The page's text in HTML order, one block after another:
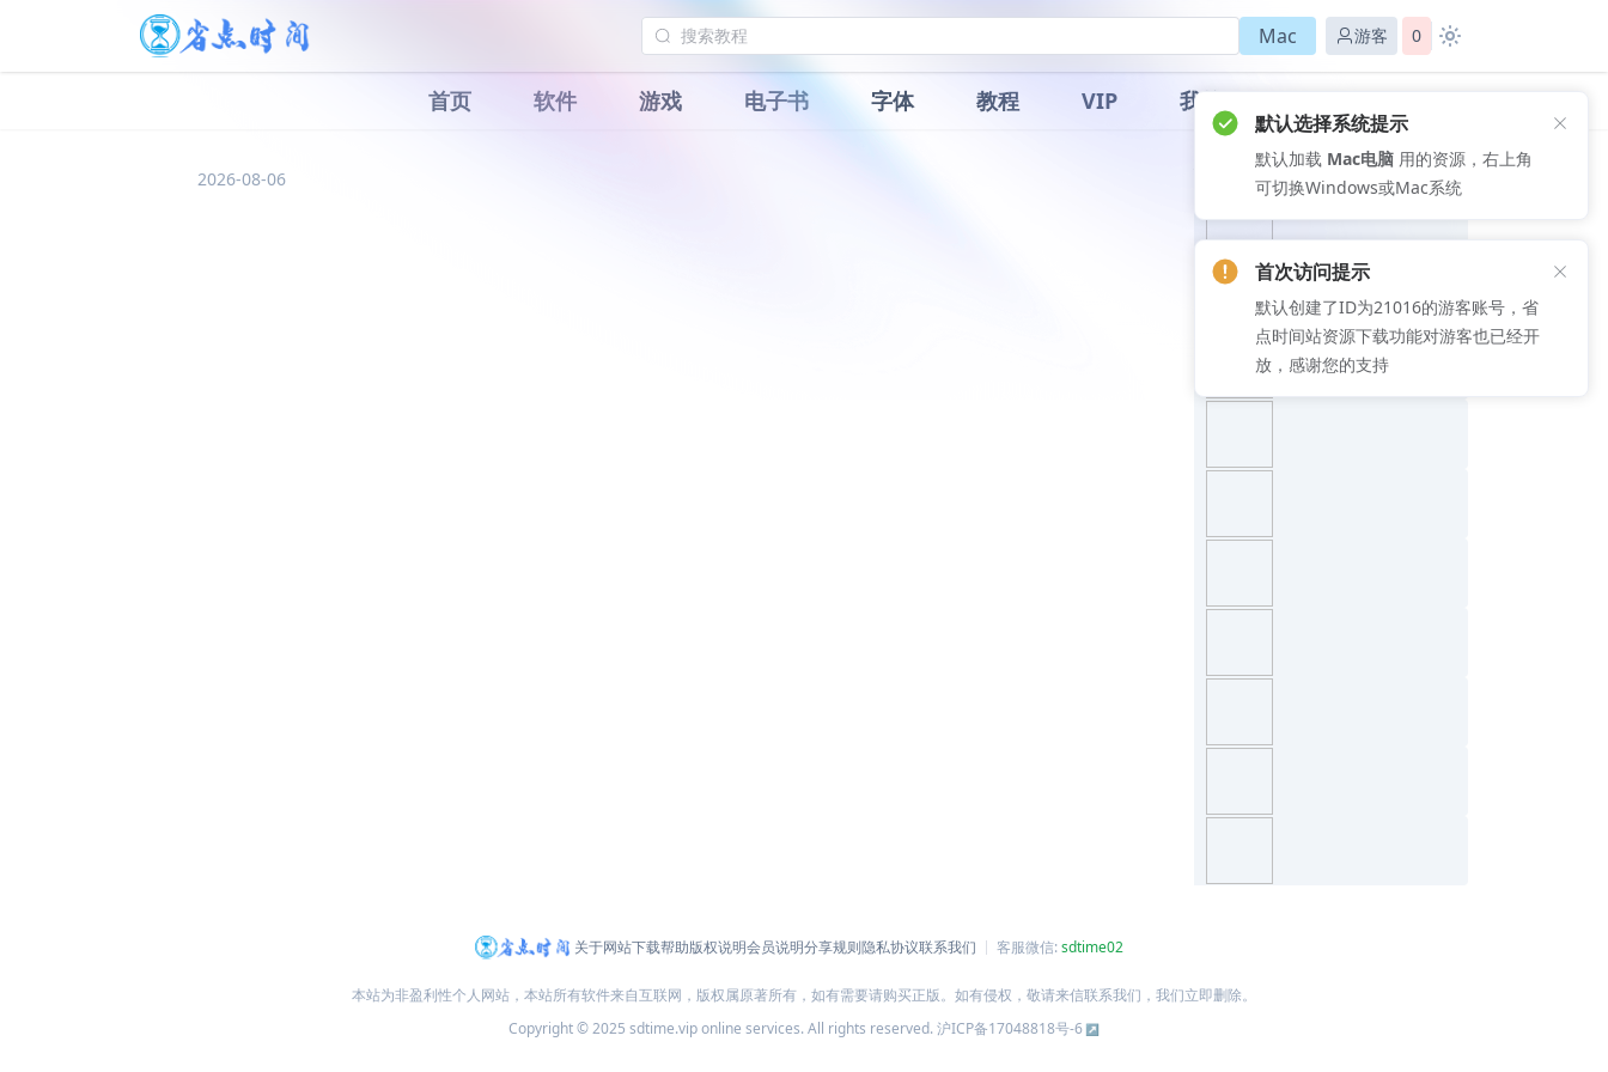
Mac 游客 0
首页 软件 游戏 电子书 字体 教程 VIP 我的
2026-08-06 推荐文章
关于网站下载帮助版权说明会员说明分享规则隐私协议联系我们 客服微信:sdtime02
本站为非盈利性个人网站，本站所有软件来自互联网，版权属原著所有，如有需要请购买正版。如有侵权，敬请来信联系我们，我们立即删除。
Copyright © 2025 sdtime.vip online services. All rights reserved.沪ICP备17048818号-6
默认选择系统提示
默认加载 Mac电脑 用的资源，右上角
可切换Windows或Mac系统
首次访问提示
默认创建了ID为21016的游客账号，省
点时间站资源下载功能对游客也已经开
放，感谢您的支持